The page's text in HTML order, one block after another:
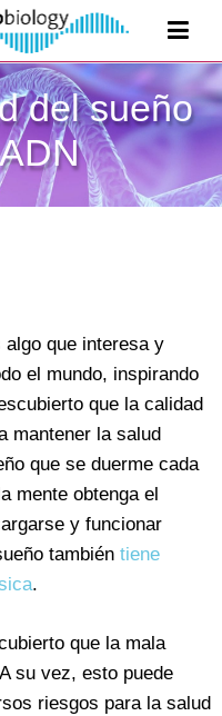
del sueño
que interesa y
el mundo, inspirando
que la calidad
mantener la salud
que se duerme cada
mente obtenga el
y funcionar
también tiene
.
que la mala
su vez, esto puede
riesgos para la salud